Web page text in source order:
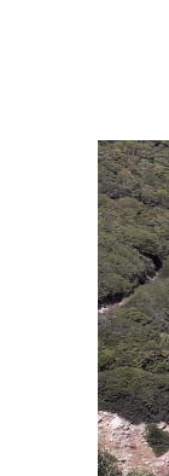
Central